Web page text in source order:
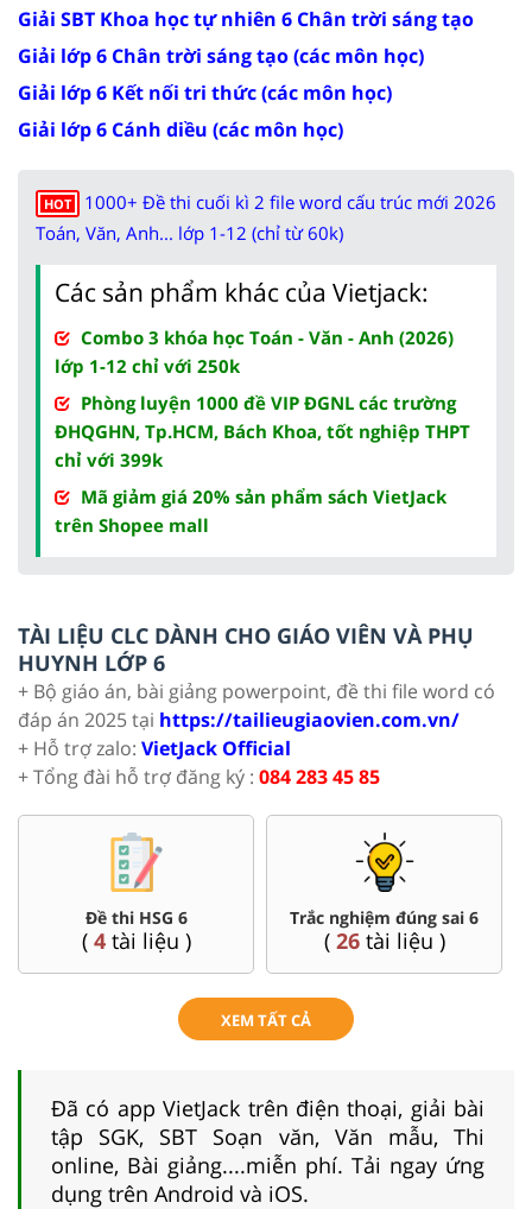
Giải SBT Khoa học tự nhiên 6 Chân trời sáng tạo
Giải lớp 6 Chân trời sáng tạo (các môn học)
Giải lớp 6 Kết nối tri thức (các môn học)
Giải lớp 6 Cánh diều (các môn học)
HOT
1000+ Đề thi cuối kì 2 file word cấu trúc mới 2026
Toán, Văn, Anh... lớp 1-12 (chỉ từ 60k)
Các sản phẩm khác của Vietjack:
Combo 3 khóa học Toán - Văn - Anh (2026)
lớp 1-12 chỉ với 250k
Phòng luyện 1000 đề VIP ĐGNL các trường
ĐHQGHN, Tp.HCM, Bách Khoa, tốt nghiệp THPT
chỉ với 399k
Mã giảm giá 20% sản phẩm sách VietJack
trên Shopee mall
TÀI LIỆU CLC DÀNH CHO GIÁO VIÊN VÀ PHỤ
HUYNH LỚP 6
+ Bộ giáo án, bài giảng powerpoint, đề thi file word có
đáp án 2025 tại https://tailieugiaovien.com.vn/
+ Hỗ trợ zalo: VietJack Official
+ Tổng đài hỗ trợ đăng ký : 084 283 45 85
Đề thi HSG 6
( 4tài liệu )
Trắc nghiệm đúng sai 6
( 26tài liệu )
XEM TẤT CẢ
Đã có app VietJack trên điện thoại, giải bài
tập SGK, SBT Soạn văn, Văn mẫu, Thi
online, Bài giảng....miễn phí. Tải ngay ứng
dụng trên Android và iOS.